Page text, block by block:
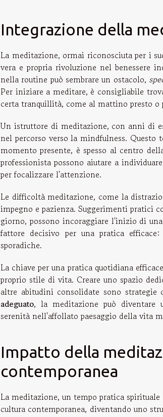
Integrazione della
La meditazione, ormai riconosciuta per i
vera e propria rivoluzione nel benessere
nella routine può sembrare un ostacolo,
Per iniziare a meditare, è consigliabile
certa tranquillità, come al mattino presto o
Un istruttore di meditazione, con anni di
nel percorso verso la mindfulness.
momento presente, è spesso al centro
professionista possono aiutare a
per focalizzare l'attenzione.
Le difficoltà meditazione, come la
impegno e pazienza. Suggerimenti pratici
giorno, possono incoraggiare l'inizio di
fattore decisivo per una pratica
sporadiche.
La chiave per una pratica quotidiana
proprio stile di vita. Creare uno spazio
altre abitudini consolidate sono strategie
adeguato, la meditazione può diventare
serenità nell'affollato paesaggio della vita
Impatto della
contemporanea
La meditazione, un tempo pratica
cultura contemporanea, diventando uno